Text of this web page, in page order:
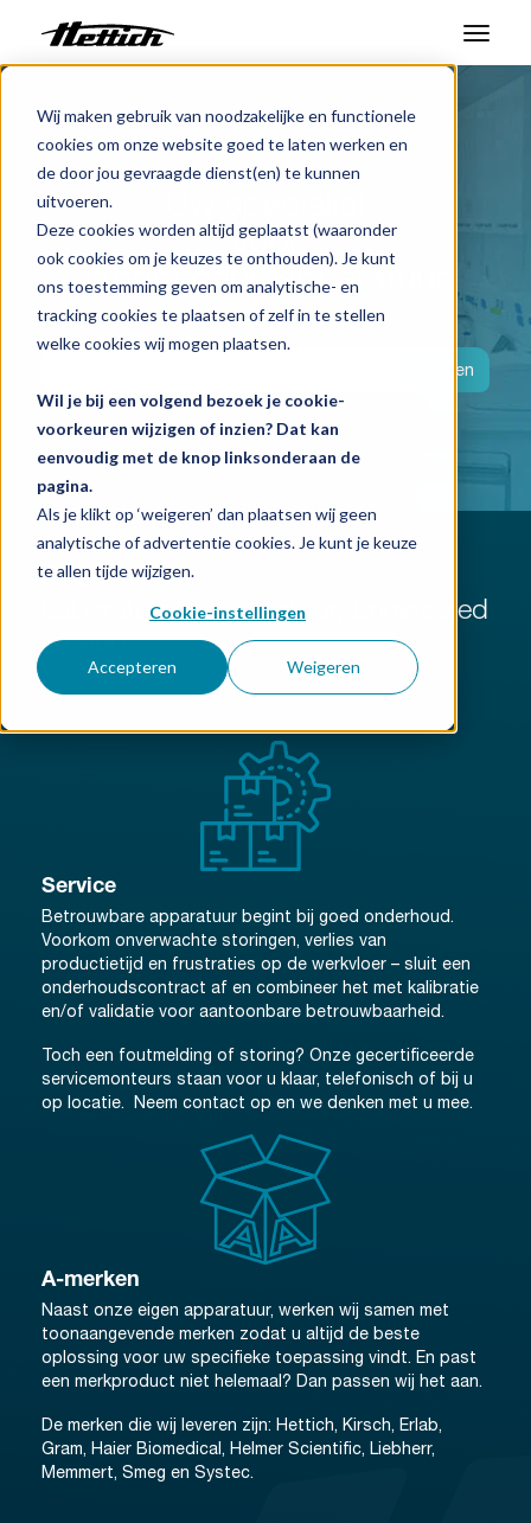
Wij maken gebruik van noodzakelijke en functionele
cookies om onze website goed te laten werken en
de door jou gevraagde dienst(en) te kunnen
uitvoeren.
Deze cookies worden altijd geplaatst (waaronder
ook cookies om je keuzes te onthouden). Je kunt
ons toestemming geven om analytische- en
tracking cookies te plaatsen of zelf in te stellen
welke cookies wij mogen plaatsen.
Wil je bij een volgend bezoek je cookie-
voorkeuren wijzigen of inzien? Dat kan
eenvoudig met de knop linksonderaan de
pagina.
Als je klikt op ‘weigeren’ dan plaatsen wij geen
analytische of advertentie cookies. Je kunt je keuze
te allen tijde wijzigen.
Cookie-instellingen
Accepteren Weigeren
Producten
Markten
Support Center
Over ons
Contact
Nieuws en evenementen
Downloads
Werken bij
voor
laboratoriumapparatuur
Zoeken
Onze kracht:
Laboratoriumapparatuur, Engineered
for you
Service
Betrouwbare apparatuur begint bij goed onderhoud.
Voorkom onverwachte storingen, verlies van
productietijd en frustraties op de werkvloer – sluit een
onderhoudscontract af en combineer het met kalibratie
en/of validatie voor aantoonbare betrouwbaarheid.
Toch een foutmelding of storing? Onze gecertificeerde
servicemonteurs staan voor u klaar, telefonisch of bij u
op locatie. Neem contact op en we denken met u mee.
A-merken
Naast onze eigen apparatuur, werken wij samen met
toonaangevende merken zodat u altijd de beste
oplossing voor uw specifieke toepassing vindt. En past
een merkproduct niet helemaal? Dan passen wij het aan.
De merken die wij leveren zijn: Hettich, Kirsch, Erlab,
Gram, Haier Biomedical, Helmer Scientific, Liebherr,
Memmert, Smeg en Systec.